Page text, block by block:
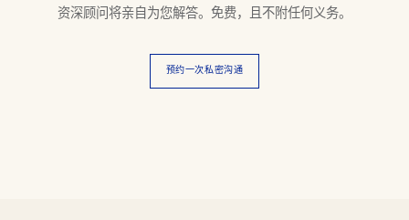
资深顾问将亲自为您解答。免费，且不附任何义务。
预约一次私密沟通